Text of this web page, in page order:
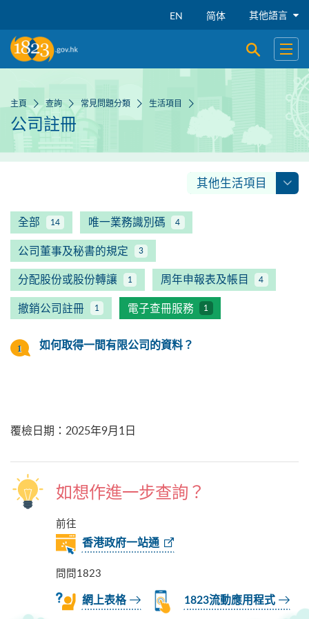
EN 简体 其他語言
開啟搜尋
開啟
主頁 查詢 常見問題分類 生活項目
公司註冊
其他生活項目
全部 14 唯一業務識別碼 4
公司董事及秘書的規定 3
分配股份或股份轉讓 1 周年申報表及帳目 4
撤銷公司註冊 1 電子查冊服務 1
如何取得一間有限公司的資料？
覆檢日期 ： 2025年9月1日
如想作進一步查詢？
前往
香港政府一站通
問問1823
網上表格 1823流動應用程式